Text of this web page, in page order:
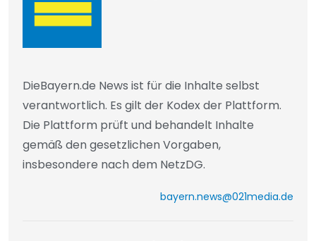
DieBayern.de News ist für die Inhalte selbst
verantwortlich. Es gilt der Kodex der Plattform.
Die Plattform prüft und behandelt Inhalte
gemäß den gesetzlichen Vorgaben,
insbesondere nach dem NetzDG.
bayern.news@021media.de